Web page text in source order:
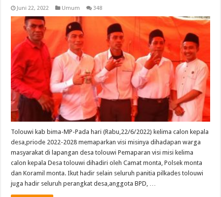
Juni 22, 2022 Umum 348
Tolouwi kab bima-MP-Pada hari (Rabu,22/6/2022) kelima calon kepala
desa,priode 2022-2028 memaparkan visi misinya dihadapan warga
masyarakat di lapangan desa tolouwi Pemaparan visi misi kelima
calon kepala Desa tolouwi dihadiri oleh Camat monta, Polsek monta
dan Koramil monta. Ikut hadir selain seluruh panitia pilkades tolouwi
juga hadir seluruh perangkat desa,anggota BPD, …